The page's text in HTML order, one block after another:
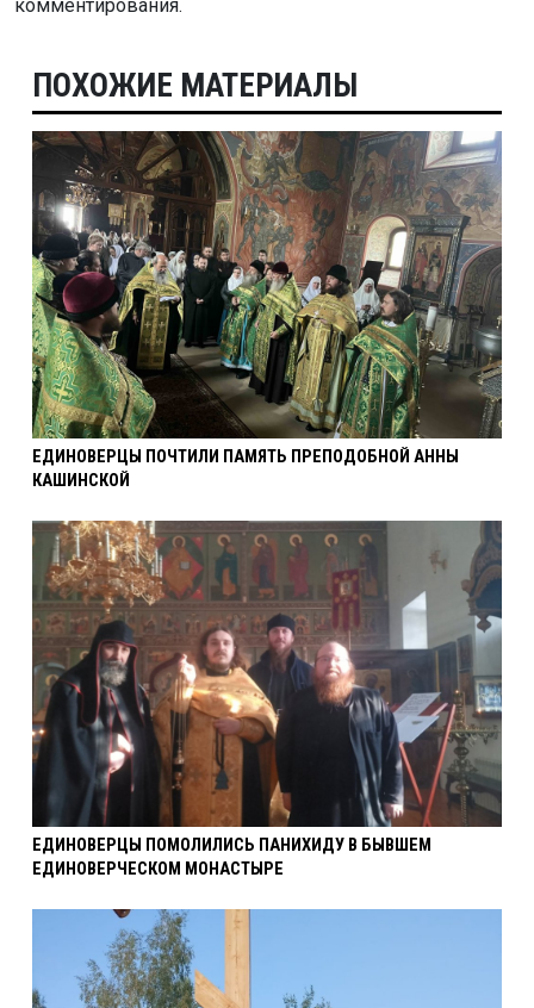
комментирования.
ПОХОЖИЕ МАТЕРИАЛЫ
ЕДИНОВЕРЦЫ ПОЧТИЛИ ПАМЯТЬ ПРЕПОДОБНОЙ АННЫ
КАШИНСКОЙ
ЕДИНОВЕРЦЫ ПОМОЛИЛИСЬ ПАНИХИДУ В БЫВШЕМ
ЕДИНОВЕРЧЕСКОМ МОНАСТЫРЕ